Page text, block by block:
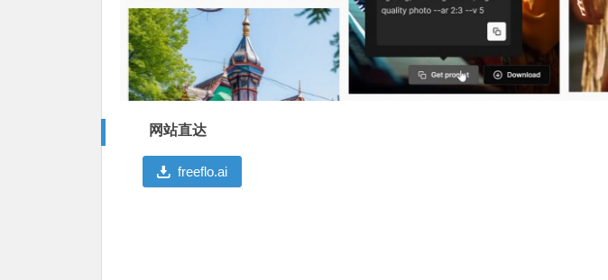
网站直达
freeflo.ai